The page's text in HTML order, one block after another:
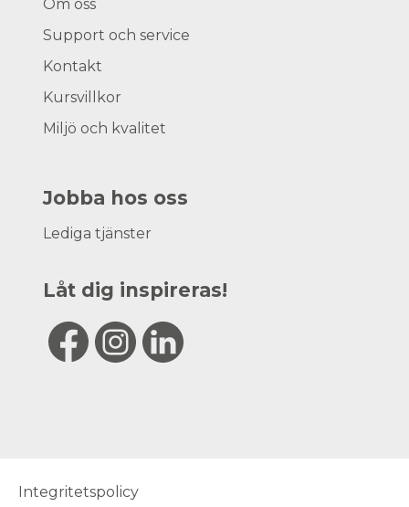
Om oss
Support och service
Kontakt
Kursvillkor
Miljö och kvalitet
Jobba hos oss
Lediga tjänster
Låt dig inspireras!
Integritetspolicy